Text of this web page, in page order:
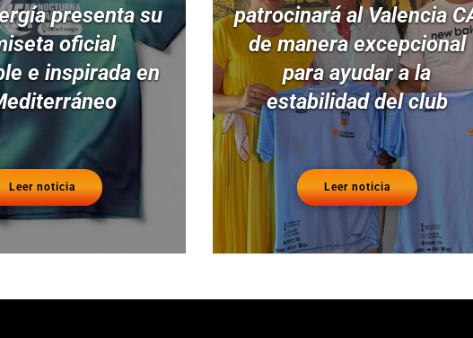
presenta su
oficial
e inspirada en
Leer noticia
patrocinará al Valencia
de manera excepcional
para ayudar a la
estabilidad del club
Leer noticia